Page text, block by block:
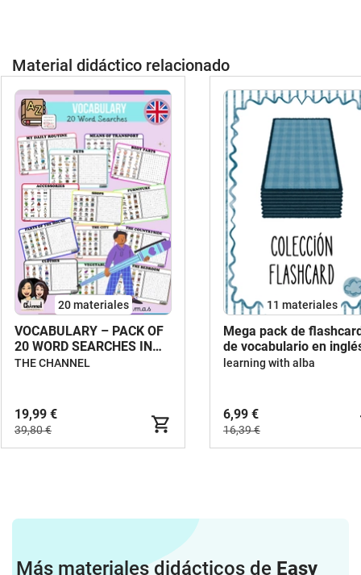
Material didáctico relacionado
20 materiales
VOCABULARY – PACK OF
20 WORD SEARCHES IN
ENGLISH
THE CHANNEL
19,99 €
39,80 €
11 materiales
Mega pack de
de vocabulario en
learning with alba
6,99 €
16,39 €
Más materiales didácticos de Easy